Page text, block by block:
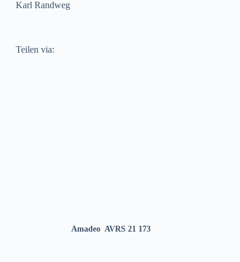
Karl Randweg
Teilen via:
Amadeo ‎ AVRS 21 173